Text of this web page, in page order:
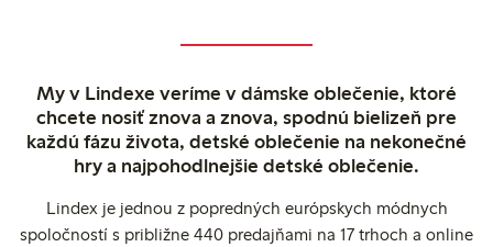
My v Lindexe veríme v dámske oblečenie, ktoré
chcete nosiť znova a znova, spodnú bielizeň pre
každú fázu života, detské oblečenie na nekonečné
hry a najpohodlnejšie detské oblečenie.
Lindex je jednou z popredných európskych módnych
spoločností s približne 440 predajňami na 17 trhoch a online